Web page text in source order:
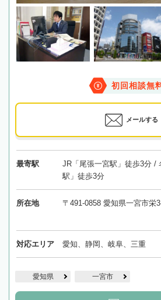
初回相談無
メールする
最寄駅
JR「尾張一宮駅」徒歩3分 /
駅」徒歩3分
所在地 〒491-0858 愛知県一宮市栄
対応エリア 愛知、静岡、岐阜、三重
愛知県 一宮市